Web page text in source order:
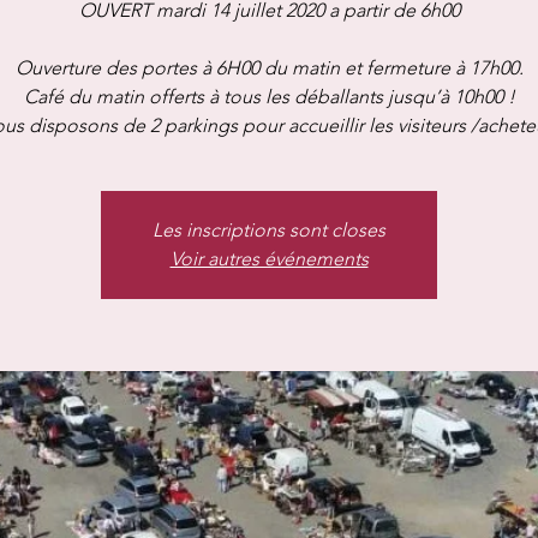
OUVERT mardi 14 juillet 2020 a partir de 6h00
Ouverture des portes à 6H00 du matin et fermeture à 17h00.
Café du matin offerts à tous les déballants jusqu’à 10h00 !
disposons de 2 parkings pour accueillir les visiteurs /
Les inscriptions sont closes
Voir autres événements